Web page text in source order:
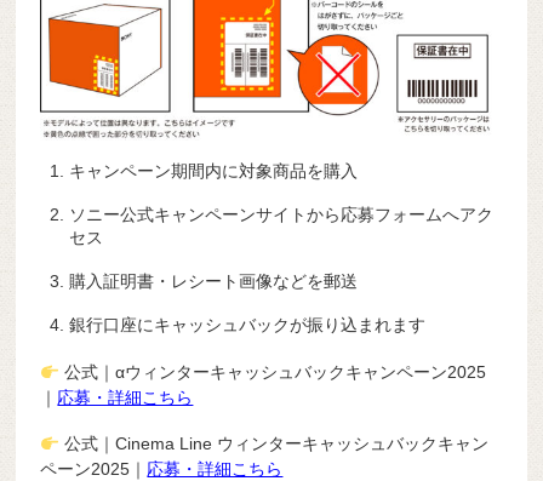
キャンペーン期間内に対象商品を購入
ソニー公式キャンペーンサイトから応募フォームへアク
セス
購入証明書・レシート画像などを郵送
銀行口座にキャッシュバックが振り込まれます
公式｜αウィンターキャッシュバックキャンペーン2025
｜ 応募・詳細こちら
公式｜Cinema Line ウィンターキャッシュバックキャン
ペーン2025｜ 応募・詳細こちら